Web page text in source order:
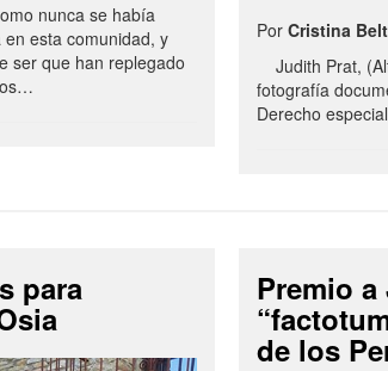
nunca se había
esta comunidad, y
ser que han replegado
PorCristina
Judith Prat,
fotografía
Derecho
para Premio
de los